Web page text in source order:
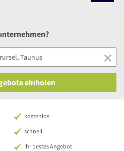
einholen
kostenlos
schnell
Ihr bestes Angebot